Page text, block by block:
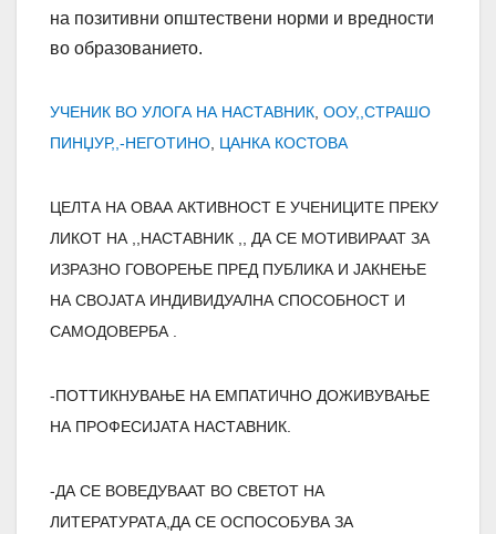
на позитивни општествени норми и вредности
во образованието.
УЧЕНИК ВО УЛОГА НА НАСТАВНИК, ООУ,,СТРАШО
ПИНЏУР,,-НЕГОТИНО, ЦАНКА КОСТОВА
ЦЕЛТА НА ОВАА АКТИВНОСТ Е УЧЕНИЦИТЕ ПРЕКУ
ЛИКОТ НА ,,НАСТАВНИК ,, ДА СЕ МОТИВИРААТ ЗА
ИЗРАЗНО ГОВОРЕЊЕ ПРЕД ПУБЛИКА И ЈАКНЕЊЕ
НА СВОЈАТА ИНДИВИДУАЛНА СПОСОБНОСТ И
САМОДОВЕРБА .
-ПОТТИКНУВАЊЕ НА ЕМПАТИЧНО ДОЖИВУВАЊЕ
НА ПРОФЕСИЈАТА НАСТАВНИК.
-ДА СЕ ВОВЕДУВААТ ВО СВЕТОТ НА
ЛИТЕРАТУРАТА,ДА СЕ ОСПОСОБУВА ЗА